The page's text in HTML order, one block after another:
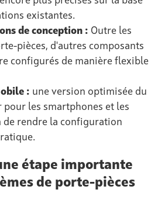
existantes.
de conception : Outre les
pièces, d'autres composants
configurés de manière flexible
: une version optimisée du
les smartphones et les
de rendre la configuration
étape importante
de porte-pièces